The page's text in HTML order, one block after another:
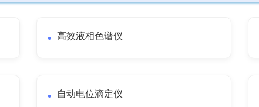
高效液相色谱仪
自动电位滴定仪